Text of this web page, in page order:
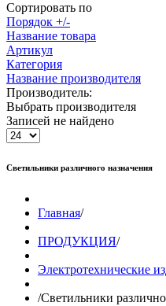
Сортировать по
Порядок +/-
Название товара
Артикул
Категория
Название производителя
Производитель:
Выбрать производителя
Записей не найдено
Светильники различного назначения
Главная/
ПРОДУКЦИЯ/
Электротехнические
/Светильники